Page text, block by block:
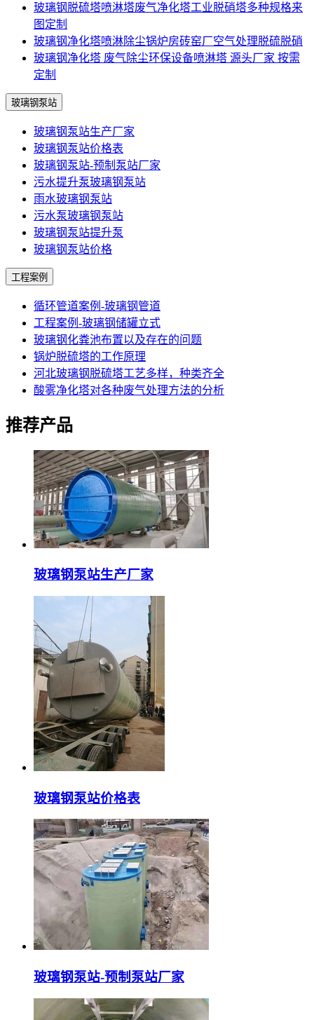
玻璃钢脱硫塔喷淋塔废气净化塔工业脱硝塔多种规格来
图定制
玻璃钢净化塔喷淋除尘锅炉房砖窑厂空气处理脱硫脱硝
玻璃钢净化塔 废气除尘环保设备喷淋塔 源头厂家 按需
定制
玻璃钢泵站
玻璃钢泵站生产厂家
玻璃钢泵站价格表
玻璃钢泵站-预制泵站厂家
污水提升泵玻璃钢泵站
雨水玻璃钢泵站
污水泵玻璃钢泵站
玻璃钢泵站提升泵
玻璃钢泵站价格
工程案例
循环管道案例-玻璃钢管道
工程案例-玻璃钢储罐立式
玻璃钢化粪池布置以及存在的问题
锅炉脱硫塔的工作原理
河北玻璃钢脱硫塔工艺多样，种类齐全
酸雾净化塔对各种废气处理方法的分析
推荐产品
玻璃钢泵站生产厂家
玻璃钢泵站价格表
玻璃钢泵站-预制泵站厂家